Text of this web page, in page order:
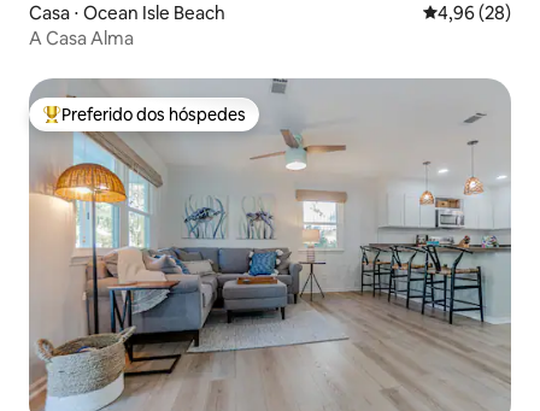
Casa ⋅ Ocean Isle Beach 4,96 de uma
4,96 (28)
A Casa Alma
Entre os melhores preferidos dos hóspedes
Preferido dos hóspedes